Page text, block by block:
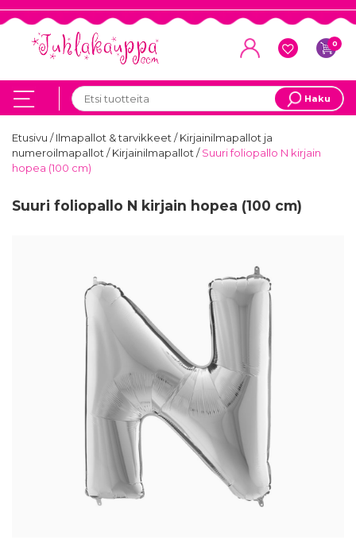
0
Haku
Etusivu /Ilmapallot & tarvikkeet/Kirjainilmapallot ja
numeroilmapallot/Kirjainilmapallot/Suuri foliopallo N kirjain
hopea (100 cm)
Suuri foliopallo N kirjain hopea (100 cm)